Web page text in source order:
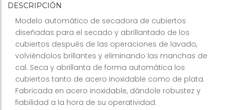
DESCRIPCIÓN
Modelo automático de secadora de cubiertos
diseñadas para el secado y abrillantado de los
cubiertos después de las operaciones de lavado,
volviéndolos brillantes y eliminando las manchas de
cal. Seca y abrillanta de forma automática los
cubiertos tanto de acero inoxidable como de plata.
Fabricada en acero inoxidable, dándole robustez y
fiabilidad a la hora de su operatividad.